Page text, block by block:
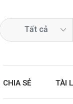
CHIA SẺ TÀI